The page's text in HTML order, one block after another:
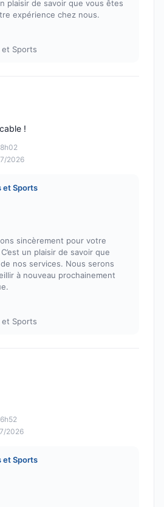
plaisir de savoir que vous êtes
expérience chez nous.
et Sports
2026
!
et Sports
sincèrement pour votre
un plaisir de savoir que
nos services. Nous serons
à nouveau prochainement
et Sports
2026
et Sports